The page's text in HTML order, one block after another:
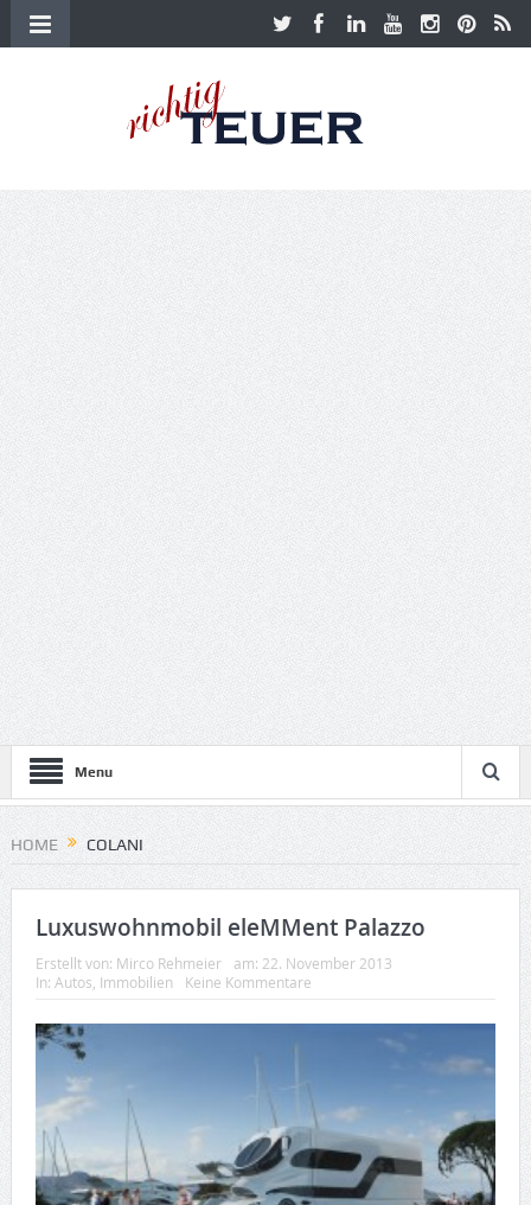
Menu
HOME COLANI
Luxuswohnmobil eleMMent Palazzo
Erstellt von: Mirco Rehmeier am: 22. November 2013
In: Autos Immobilien Keine Kommentare